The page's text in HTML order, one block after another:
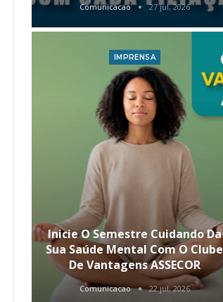
Comunicacao 27 jul, 2026
IMPRENSA
Inicie O Semestre Cuidando Da
Sua Saúde Mental Com O Clube
De Vantagens ASSECOR
Comunicacao 22 jul, 2026